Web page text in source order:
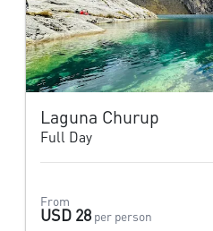
Laguna Churup
Full Day
From
USD 28 per person